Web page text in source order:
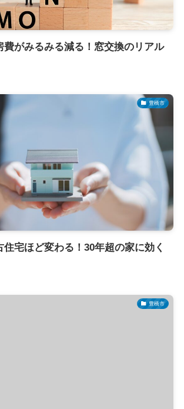
費がみるみる減る！窓交換のリアル
豊橋市
住宅ほど変わる！30年超の家に効く
豊橋市